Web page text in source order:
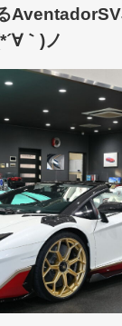
｀)ノ